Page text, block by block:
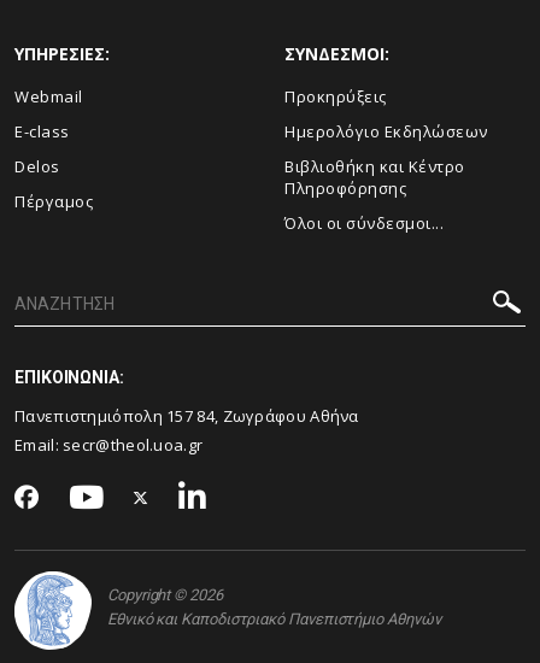
ΥΠΗΡΕΣΙΕΣ:
Webmail
E-class
Delos
Πέργαμος
ΣΥΝΔΕΣΜΟΙ:
Προκηρύξεις
Ημερολόγιο Εκδηλώσεων
Βιβλιοθήκη και Κέντρο
Πληροφόρησης
Όλοι οι σύνδεσμοι...
ΕΠΙΚΟΙΝΩΝΙΑ:
Πανεπιστημιόπολη 157 84, Ζωγράφου Αθήνα
Email: secr@theol.uoa.gr
Copyright © 2026
Εθνικό και Καποδιστριακό Πανεπιστήμιο Αθηνών